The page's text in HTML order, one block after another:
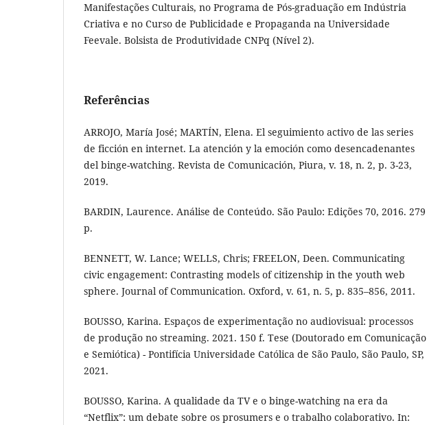
Manifestações Culturais, no Programa de Pós-graduação em Indústria
Criativa e no Curso de Publicidade e Propaganda na Universidade
Feevale. Bolsista de Produtividade CNPq (Nível 2).
Referências
ARROJO, María José; MARTÍN, Elena. El seguimiento activo de las series
de ficción en internet. La atención y la emoción como desencadenantes
del binge-watching. Revista de Comunicación, Piura, v. 18, n. 2, p. 3-23,
2019.
BARDIN, Laurence. Análise de Conteúdo. São Paulo: Edições 70, 2016. 279
p.
BENNETT, W. Lance; WELLS, Chris; FREELON, Deen. Communicating
civic engagement: Contrasting models of citizenship in the youth web
sphere. Journal of Communication. Oxford, v. 61, n. 5, p. 835–856, 2011.
BOUSSO, Karina. Espaços de experimentação no audiovisual: processos
de produção no streaming. 2021. 150 f. Tese (Doutorado em Comunicação
e Semiótica) - Pontifícia Universidade Católica de São Paulo, São Paulo, SP,
2021.
BOUSSO, Karina. A qualidade da TV e o binge-watching na era da
“Netflix”: um debate sobre os prosumers e o trabalho colaborativo. In: